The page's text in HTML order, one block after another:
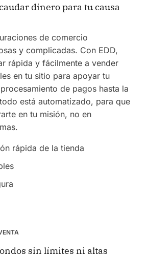
dinero para tu causa
de comercio
y complicadas. Con EDD,
rápida y fácilmente a vender
en tu sitio para apoyar tu
de pagos hasta la
está automatizado, para que
en tu misión, no en
rápida de la tienda
sin límites ni altas